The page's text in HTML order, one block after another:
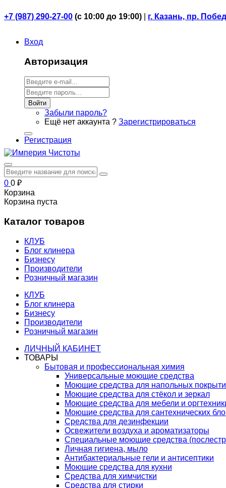
+7 (987) 290-27-00 (с 10:00 до 19:00) г. Казань, пр.
Вход
Авторизация
Войти
Забыли пароль?
Ещё нет аккаунта ? Зарегистрироваться
Регистрация
0 0 ₽
Корзина
Корзина пуста
Каталог товаров
КЛУБ
Блог клинера
Бизнесу
Производители
Розничный магазин
КЛУБ
Блог клинера
Бизнесу
Производители
Розничный магазин
ЛИЧНЫЙ КАБИНЕТ
ТОВАРЫ
Бытовая и профессиональная химия
Универсальные моющие средства
Моющие средства для напольных
Моющие средства для стёкол и зеркал
Моющие средства для мебели и
Моющие средства для сантехнических
Средства для дезинфекции
Освежители воздуха и ароматизаторы
Специальные моющие средства
Личная гигиена, мыло
Антибактериальные гели и антисептики
Моющие средства для кухни
Средства для химчистки
Средства для стирки